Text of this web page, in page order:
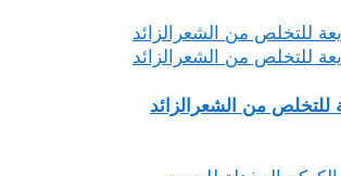
للتخلص من الشعرالزائد